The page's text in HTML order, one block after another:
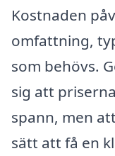
Kostnaden
omfattning,
som behövs.
sig att
spann, men
sätt att få en